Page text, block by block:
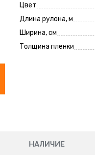
Цвет
Длина рулона, м
Ширина, см
Толщина пленки
НАЛИЧИЕ